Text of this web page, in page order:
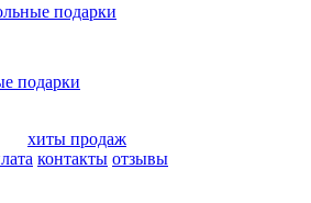
подарки
подарки
хиты продаж
контакты отзывы